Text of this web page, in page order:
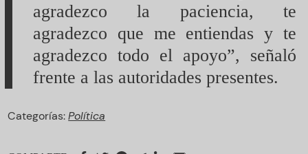
agradezco la paciencia, te
agradezco que me entiendas y te
agradezco todo el apoyo”, señaló
frente a las autoridades presentes.
Categorías:Política